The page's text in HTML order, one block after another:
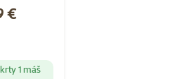
€
1 máš